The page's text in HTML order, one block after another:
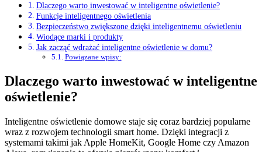
Dlaczego warto inwestować w inteligentne oświetlenie?
Funkcje inteligentnego oświetlenia
Bezpieczeństwo zwiększone dzięki inteligentnemu oświetleniu
Wiodące marki i produkty
Jak zacząć wdrażać inteligentne oświetlenie w domu?
Powiązane wpisy:
Dlaczego warto inwestować w inteligentne
oświetlenie?
Inteligentne oświetlenie domowe staje się coraz bardziej popularne
wraz z rozwojem technologii smart home. Dzięki integracji z
systemami takimi jak Apple HomeKit, Google Home czy Amazon